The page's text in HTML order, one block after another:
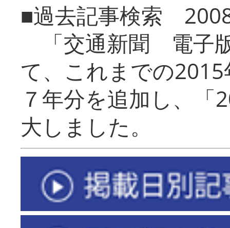
■過去記事検索
「交通新聞 電子
て、これまでの
７年分を追加し、「
大しまし